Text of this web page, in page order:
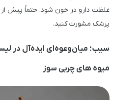
غلظت دارو در خون شود. حتماً پیش
پزشک مشورت کنید.
سیب؛ میان‌وعوه‌ای ایده‌آل در
میوه های چربی سوز